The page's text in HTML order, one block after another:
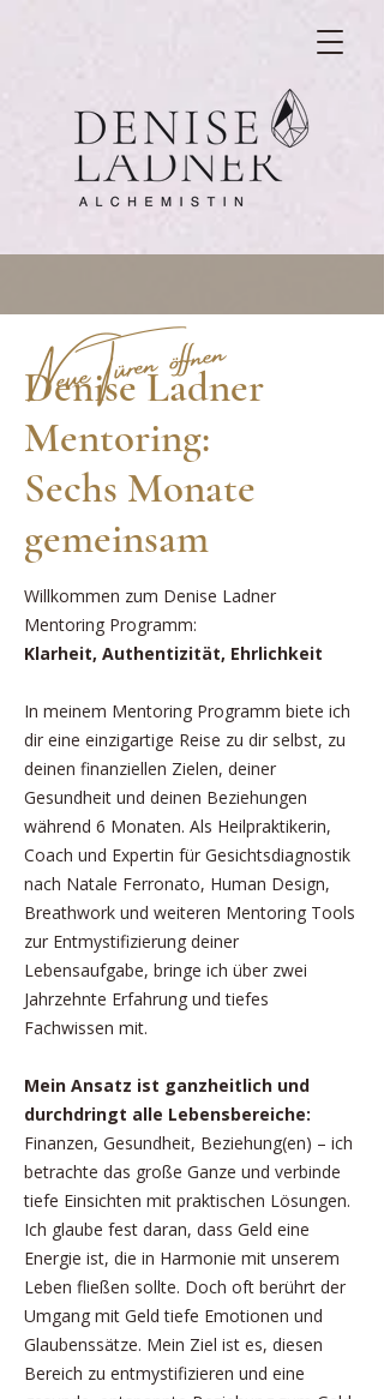
Neue Türen öffnen
Denise Ladner
Mentoring:
Sechs Monate
gemeinsam
Willkommen zum Denise Ladner
Mentoring Programm:
Klarheit, Authentizität, Ehrlichkeit
In meinem Mentoring Programm biete ich
dir eine einzigartige Reise zu dir selbst, zu
deinen finanziellen Zielen, deiner
Gesundheit und deinen Beziehungen
während 6 Monaten. Als Heilpraktikerin,
Coach und Expertin für Gesichtsdiagnostik
nach Natale Ferronato, Human Design,
Breathwork und weiteren Mentoring Tools
zur Entmystifizierung deiner
Lebensaufgabe, bringe ich über zwei
Jahrzehnte Erfahrung und tiefes
Fachwissen mit.
Mein Ansatz ist ganzheitlich und
durchdringt alle Lebensbereiche:
Finanzen, Gesundheit, Beziehung(en) – ich
betrachte das große Ganze und verbinde
tiefe Einsichten mit praktischen Lösungen.
Ich glaube fest daran, dass Geld eine
Energie ist, die in Harmonie mit unserem
Leben fließen sollte. Doch oft berührt der
Umgang mit Geld tiefe Emotionen und
Glaubenssätze. Mein Ziel ist es, diesen
Bereich zu entmystifizieren und eine